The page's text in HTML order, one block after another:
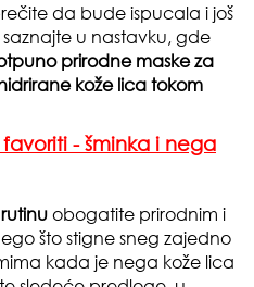
da bude ispucala i još
u nastavku, gde
prirodne maske za
kože lica tokom
favoriti - šminka i nega
obogatite prirodnim i
što stigne sneg zajedno
kada je nega kože lica